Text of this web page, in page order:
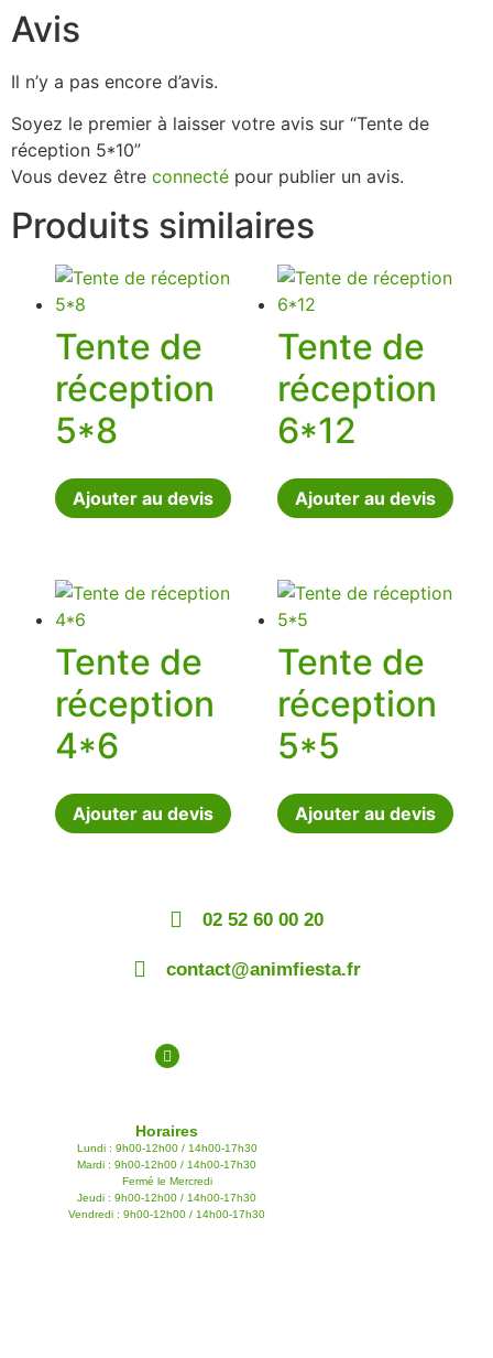
Avis
Il n’y a pas encore d’avis.
Soyez le premier à laisser votre avis sur “Tente de
réception 5*10”
Vous devez être connecté pour publier un avis.
Produits similaires
Tente de
réception
5*8
Ajouter au devis
Tente de
réception
6*12
Ajouter au devis
Tente de
réception
4*6
Ajouter au devis
Tente de
réception
5*5
Ajouter au devis
02 52 60 00 20
contact@animfiesta.fr
Horaires
Lundi : 9h00-12h00 / 14h00-17h30
Mardi : 9h00-12h00 / 14h00-17h30
Fermé le Mercredi
Jeudi : 9h00-12h00 / 14h00-17h30
Vendredi : 9h00-12h00 / 14h00-17h30